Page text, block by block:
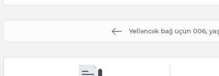
Yelləncək bağ üçün 006,